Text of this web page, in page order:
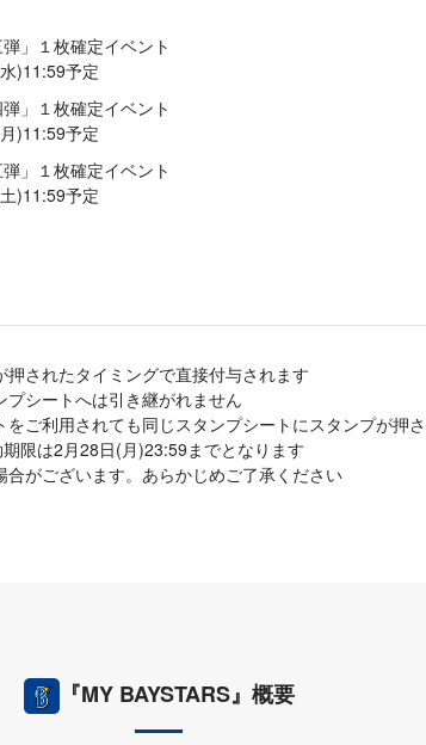
」１枚確定イベント
)11:59予定
」１枚確定イベント
)11:59予定
」１枚確定イベント
)11:59予定
されたタイミングで直接付与されます
シートへは引き継がれません
ご利用されても同じスタンプシートにスタンプが押
限は2月28日(月)23:59までとなります
がございます。あらかじめご了承ください
『MY BAYSTARS』概要